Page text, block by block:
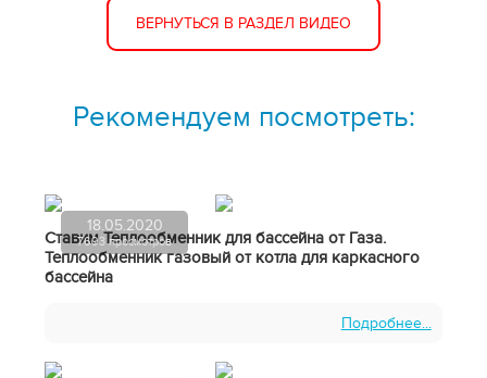
ВЕРНУТЬСЯ В РАЗДЕЛ ВИДЕО
Рекомендуем посмотреть:
18.05.2020
7693 просмотров
Ставим Теплообменник для бассейна от Газа.
Теплообменник газовый от котла для каркасного
бассейна
Подробнее...